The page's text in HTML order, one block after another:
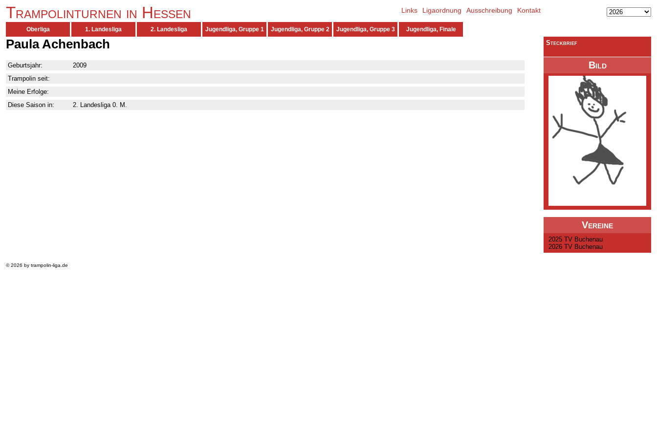
Trampolinturnen in Hessen Links Ligaordnung Ausschreibung Kontakt
Oberliga 1. Landesliga 2. Landesliga Jugendliga, Gruppe 1 Jugendliga, Gruppe 2 Jugendliga, Gruppe 3 Jugendliga, Finale
Paula Achenbach
Bild
Vereine
2025 TV Buchenau
2026 TV Buchenau
Steckbrief
Geburtsjahr:
2009
Trampolin seit:
Meine Erfolge:
Diese Saison in:
2. Landesliga 0. M.
© 2026 by trampolin-liga.de